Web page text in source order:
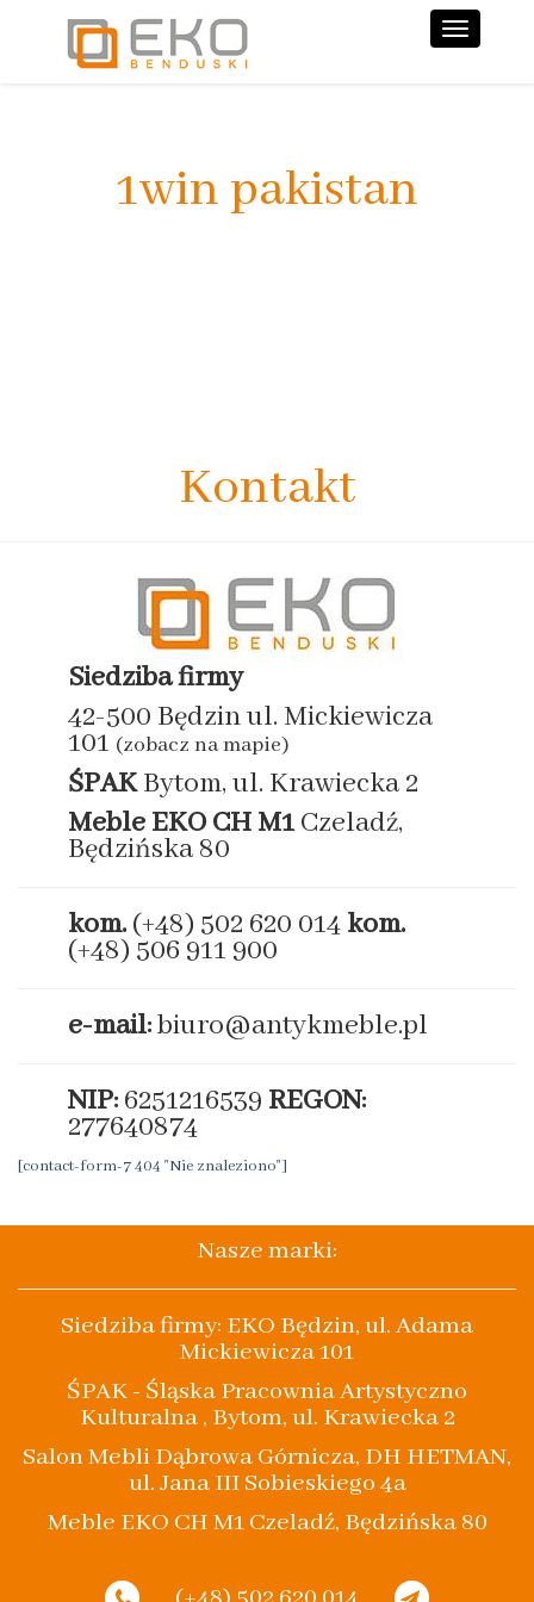
1win pakistan
Kontakt
Siedziba firmy
42-500 Będzin ul. Mickiewicza
101 (zobacz na mapie)
ŚPAKBytom, ul. Krawiecka 2
Meble EKO CH M1Czeladź,
Będzińska 80
kom. (+48) 502 620 014 kom.
(+48) 506 911 900
e-mail:biuro@antykmeble.pl
NIP: 6251216539 REGON:
277640874
[contact-form-7 404 "Nie znaleziono"]
Nasze marki:
Siedziba firmy: EKO Będzin, ul. Adama
Mickiewicza 101
ŚPAK - Śląska Pracownia Artystyczno
Kulturalna , Bytom, ul. Krawiecka 2
Salon Mebli Dąbrowa Górnicza, DH HETMAN,
ul. Jana III Sobieskiego 4a
Meble EKO CH M1 Czeladź, Będzińska 80